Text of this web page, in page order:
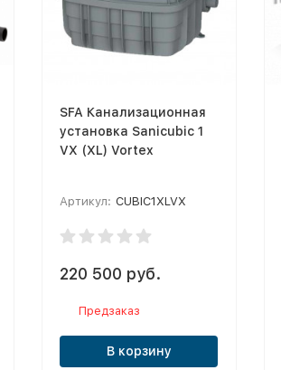
SFA Канализационная
установка Sanicubic 1
VX (XL) Vortex
Артикул: CUBIC1XLVX
220 500 руб.
Предзаказ
В корзину